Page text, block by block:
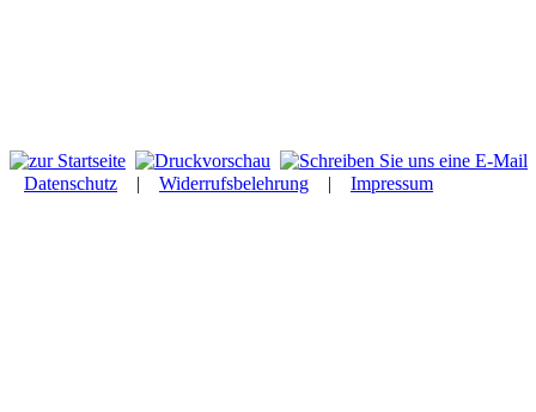
Datenschutz | Widerrufsbelehrung | Impressum